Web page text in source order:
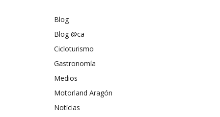
Blog
Blog @ca
Cicloturismo
Gastronomía
Medios
Motorland Aragón
Notícias